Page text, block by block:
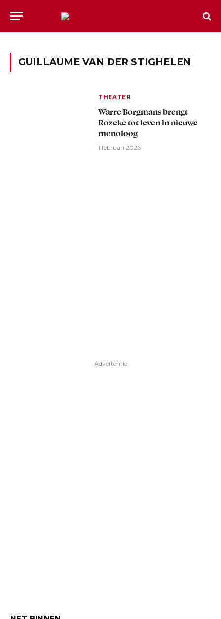
GUILLAUME VAN DER STIGHELEN
THEATER
Warre Borgmans brengt
Rozeke tot leven in nieuwe
monoloog
1 februari 2026
Advertentie